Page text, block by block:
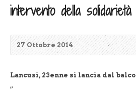
intervento della
27 Ottobre 2014
Lancusi, 23enne si lancia dal
„